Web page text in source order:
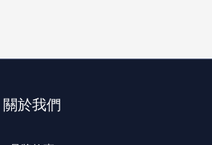
關於我們